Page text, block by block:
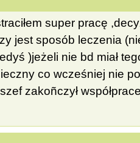
super pracę
jest sposób leczenia
)jeżeli nie bd miał
co wcześniej nie
zakoñczył